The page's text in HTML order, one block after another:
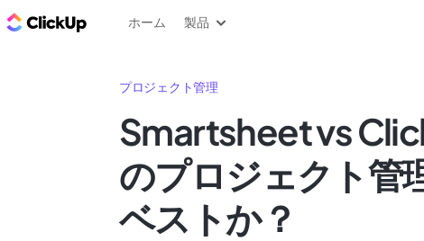
ClickUp ブログ
ホーム 製品
プロジェクト管理
Smartsheet vs
のプロジェクト管
ベストか？